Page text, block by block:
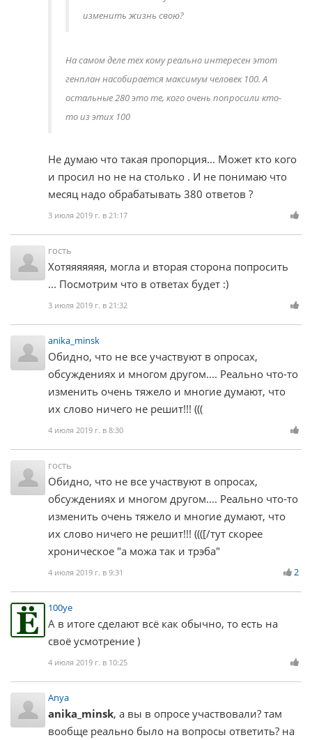
изменить жизнь свою?
На самом деле тех кому реально интересен этот
генплан насобирается максимум человек 100. А
остальные 280 это те, кого очень попросили кто-
то из этих 100
Не думаю что такая пропорция... Может кто кого
и просил но не на столько . И не понимаю что
месяц надо обрабатывать 380 ответов ?
3 июля 2019 г. в 21:17
гость
Хотяяяяяяя, могла и вторая сторона попросить
... Посмотрим что в ответах будет :)
3 июля 2019 г. в 21:32
anika_minsk
Обидно, что не все участвуют в опросах,
обсуждениях и многом другом.... Реально что-то
изменить очень тяжело и многие думают, что
их слово ничего не решит!!! (((
4 июля 2019 г. в 8:30
гость
Обидно, что не все участвуют в опросах,
обсуждениях и многом другом.... Реально что-то
изменить очень тяжело и многие думают, что
их слово ничего не решит!!! ((([/тут скорее
хроническое "а можа так и трэба"
4 июля 2019 г. в 9:31 2
100ye
А в итоге сделают всё как обычно, то есть на
своё усмотрение )
4 июля 2019 г. в 10:25
Anya
anika_minsk, а вы в опросе участвовали? там
вообще реально было на вопросы ответить? на